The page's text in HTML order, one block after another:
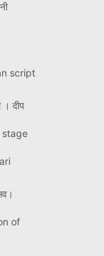
script
। दीप
stage
of